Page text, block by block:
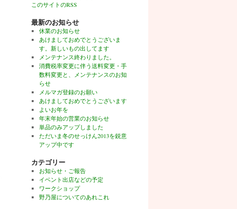
このサイトのRSS
最新のお知らせ
休業のお知らせ
あけましておめでとうございま
す。新しいもの出してます
メンテナンス終わりました。
消費税率変更に伴う送料変更・手
数料変更と、メンテナンスのお知
らせ
メルマガ登録のお願い
あけましておめでとうございます
よいお年を
年末年始の営業のお知らせ
単品のみアップしました
ただいま冬のせっけん2013を鋭意
アップ中です
カテゴリー
お知らせ・ご報告
イベント出店などの予定
ワークショップ
野乃屋についてのあれこれ